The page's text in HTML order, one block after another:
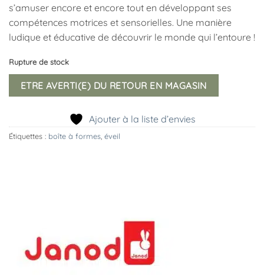
s’amuser encore et encore tout en développant ses
compétences motrices et sensorielles. Une manière
ludique et éducative de découvrir le monde qui l’entoure !
Rupture de stock
ETRE AVERTI(E) DU RETOUR EN MAGASIN
Ajouter à la liste d’envies
Étiquettes : boîte à formes éveil